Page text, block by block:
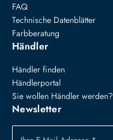
FAQ
Technische Datenblätter
Farbberatung
Händler
Händler finden
Händlerportal
Sie wollen Händler werden?
Newsletter